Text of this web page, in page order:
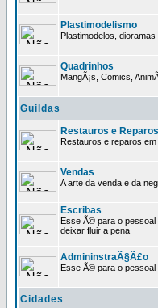
Plastimodelismo
Plastimodelos,
Quadrinhos
MangÃ¡s, Comics,
Guildas
Restauros e Reparos
Restauros e reparos
Vendas
A arte da venda e da
Escribas
Esse Ã© para o pessoal
deixar fluir a pena
AdmininstraÃ§Ã£o
Esse Ã© para o pessoal
Cidades